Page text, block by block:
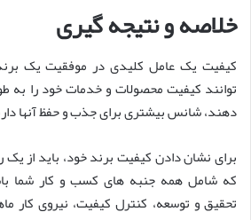
خلاصه و نتیجه گیری
کیفیت یک عامل کلیدی در موفقیت یک
توانند کیفیت محصولات و خدمات خود را به
دهند، شانس بیشتری برای جذب و حفظ آنها
برای نشان دادن کیفیت برند خود، باید از یک
که شامل همه جنبه های کسب و کار شما
تحقیق و توسعه، کنترل کیفیت، نیروی کار